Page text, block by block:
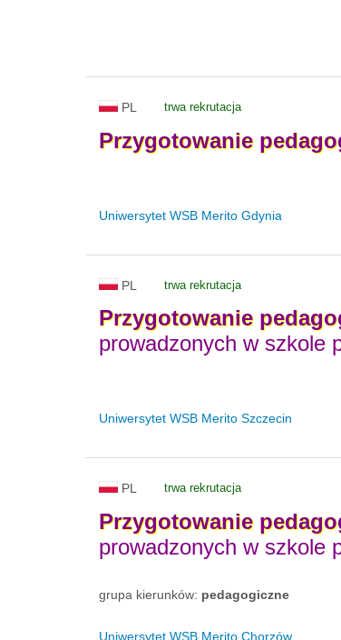
PL trwa rekrutacja
Przygotowanie
Uniwersytet WSB Merito Gdynia
PL trwa rekrutacja
Przygotowanie
prowadzonych w szkole
Uniwersytet WSB Merito Szczecin
PL trwa rekrutacja
Przygotowanie
prowadzonych w szkole
grupa kierunków: pedagogiczne
Uniwersytet WSB Merito Chorzów